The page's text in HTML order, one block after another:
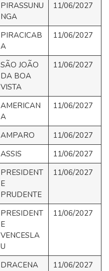
PIRASSUNU
NGA
11/06/2027
PIRACICAB
A
11/06/2027
SÃO JOÃO
DA BOA
VISTA
11/06/2027
AMERICAN
A
11/06/2027
AMPARO
11/06/2027
ASSIS
11/06/2027
PRESIDENT
E
PRUDENTE
11/06/2027
PRESIDENT
E
VENCESLA
U
11/06/2027
DRACENA
11/06/2027